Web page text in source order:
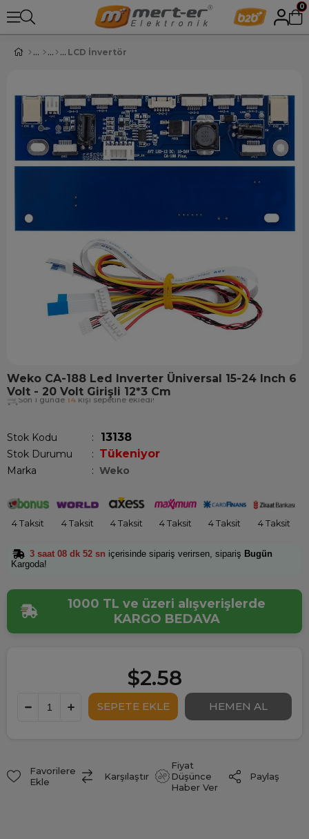
0
LCD İnvertör
Weko CA-188 Led Inverter Üniversal 15-24 Inch 6
Volt - 20 Volt Girişli 12*3 Cm
Son 1 günde 14 kişi sepetine ekledi!
Stok Kodu 13138
Stok Durumu : Tükeniyor
Marka : Weko
4 Taksit 4 Taksit 4 Taksit 4 Taksit 4 Taksit 4 Taksit
3 saat 08 dk 52 sn içerisinde sipariş verirsen, sipariş Bugün
Kargoda!
1000 TL ve üzeri alışverişlerde
KARGO BEDAVA
$2.58
Favorilere
Ekle
Karşılaştır
Fiyat
Düşünce
Haber Ver
Paylaş